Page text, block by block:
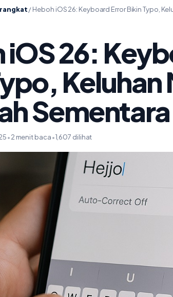
/Heboh iOS 26: Keyboard Error Bikin Typo,
iOS 26:
Keluhan
Sementara
•2 menit baca•1,607 dilihat